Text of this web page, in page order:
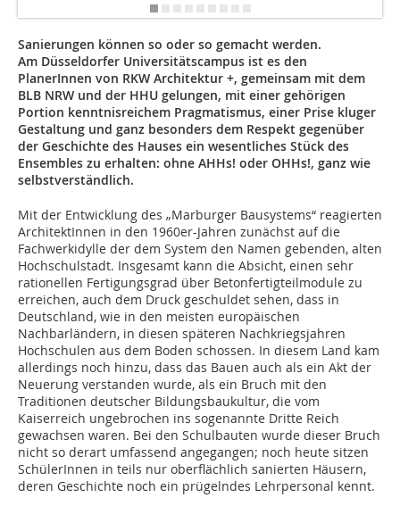
Sanierungen können so oder so gemacht werden.
Am Düsseldorfer Universitätscampus ist es den
PlanerInnen von RKW Architektur +, gemeinsam mit dem
BLB NRW und der HHU gelungen, mit einer gehörigen
Portion kenntnisreichem Pragmatismus, einer Prise kluger
Gestaltung und ganz besonders dem Respekt gegenüber
der Geschichte des Hauses ein wesentliches Stück des
Ensembles zu erhalten: ohne AHHs! oder OHHs!, ganz wie
selbstverständlich.
Mit der Entwicklung des „Marburger Bausystems“ reagierten
ArchitektInnen in den 1960er-Jahren zunächst auf die
Fachwerkidylle der dem System den Namen gebenden, alten
Hochschulstadt. Insgesamt kann die Absicht, einen sehr
rationellen Fertigungsgrad über Betonfertigteilmodule zu
erreichen, auch dem Druck geschuldet sehen, dass in
Deutschland, wie in den meisten europäischen
Nachbarländern, in diesen späteren Nachkriegsjahren
Hochschulen aus dem Boden schossen. In diesem Land kam
allerdings noch hinzu, dass das Bauen auch als ein Akt der
Neuerung verstanden wurde, als ein Bruch mit den
Traditionen deutscher Bildungsbaukultur, die vom
Kaiserreich ungebrochen ins sogenannte Dritte Reich
gewachsen waren. Bei den Schulbauten wurde dieser Bruch
nicht so derart umfassend angegangen; noch heute sitzen
SchülerInnen in teils nur oberflächlich sanierten Häusern,
deren Geschichte noch ein prügelndes Lehrpersonal kennt.